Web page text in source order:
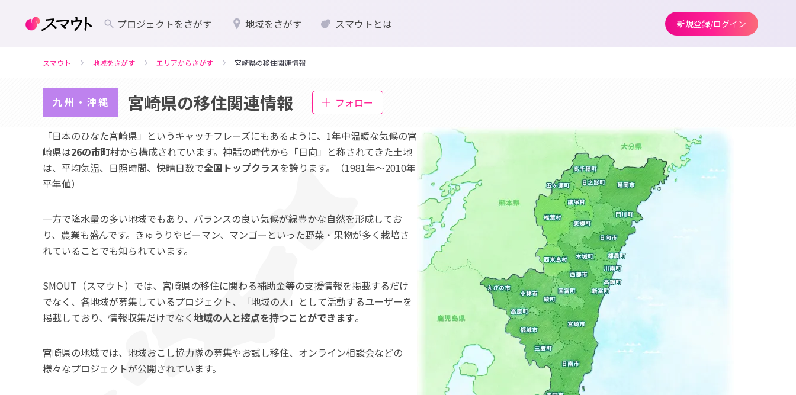
プロジェクトをさがす 地域をさがす スマウトとは 新規登録/ログイン
スマウト 地域をさがす エリアからさがす 宮崎県の移住関連情報
九州・沖縄 宮崎県の移住関連情報 フォロー
「日本のひなた宮崎県」というキャッチフレーズにもあるように、1年中温暖な気候の宮
崎県は26の市町村から構成されています。神話の時代から「日向」と称されてきた土地
は、平均気温、日照時間、快晴日数で全国トップクラスを誇ります。（1981年～2010年
平年値）
一方で降水量の多い地域でもあり、バランスの良い気候が緑豊かな自然を形成してお
り、農業も盛んです。きゅうりやピーマン、マンゴーといった野菜・果物が多く栽培さ
れていることでも知られています。
SMOUT（スマウト）では、宮崎県の移住に関わる補助金等の支援情報を掲載するだけ
でなく、各地域が募集しているプロジェクト、「地域の人」として活動するユーザーを
掲載しており、情報収集だけでなく 地域の人と接点を持つことができます。
宮崎県の地域では、地域おこし協力隊の募集やお試し移住、オンライン相談会などの
様々なプロジェクトが公開されています。